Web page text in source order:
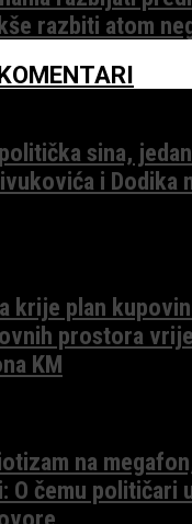
razbiti atom
sina,
i Dodika
krije plan
prostora
KM
na
O čemu političari